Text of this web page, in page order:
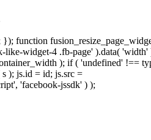
function
widget-4 .fb-page' ).data(
); if ( 'undefined'
); js.id = id; js.src =
'facebook-jssdk' ) );